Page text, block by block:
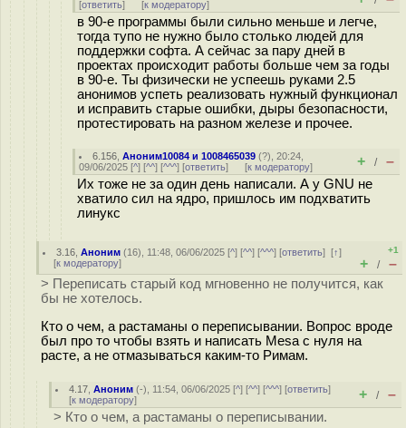
[ответить] [к модератору]
в 90-е программы были сильно меньше и легче,
тогда тупо не нужно было столько людей для
поддержки софта. А сейчас за пару дней в
проектах происходит работы больше чем за годы
в 90-е. Ты физически не успеешь руками 2.5
анонимов успеть реализовать нужный функционал
и исправить старые ошибки, дыры безопасности,
протестировать на разном железе и прочее.
6.156 ,Аноним10084 и 1008465039 (?), 20:24,
09/06/2025 [^] [^^] [^^^] [ответить] [к модератору] + / –
Их тоже не за один день написали. А у GNU не
хватило сил на ядро, пришлось им подхватить
линукс
3.16 ,Аноним (16), 11:48, 06/06/2025 [^] [^^] [^^^] [ответить][↑]
[к модератору]
+1
+ / –
> Переписать старый код мгновенно не получится, как
бы не хотелось.
Кто о чем, а растаманы о переписывании. Вопрос вроде
был про то чтобы взять и написать Mesa с нуля на
расте, а не отмазываться каким-то Римам.
4.17 ,Аноним (-), 11:54, 06/06/2025 [^] [^^] [^^^] [ответить]
[к модератору] + / –
> Кто о чем, а растаманы о переписывании.